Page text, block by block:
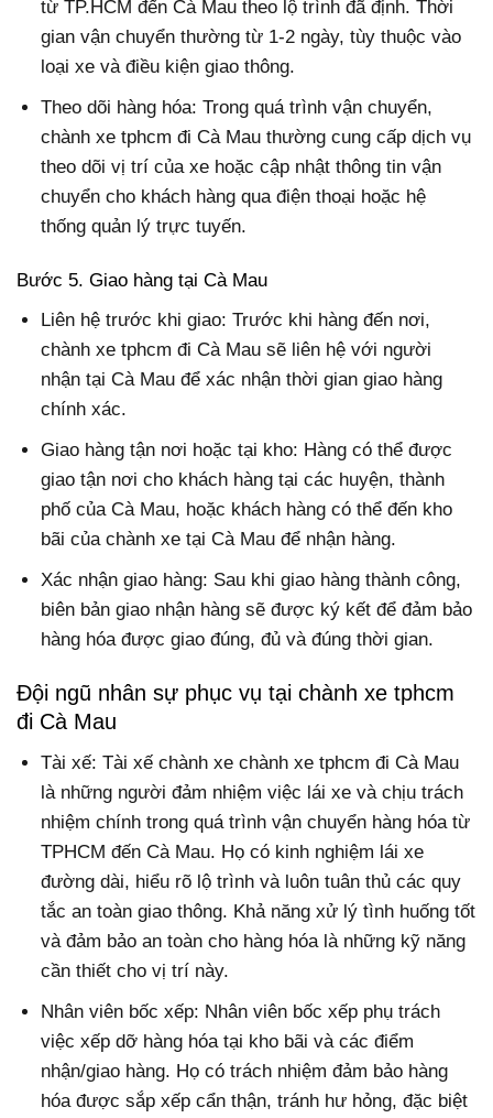
từ TP.HCM đến Cà Mau theo lộ trình đã định. Thời
gian vận chuyển thường từ 1-2 ngày, tùy thuộc vào
loại xe và điều kiện giao thông.
Theo dõi hàng hóa: Trong quá trình vận chuyển,
chành xe tphcm đi Cà Mau thường cung cấp dịch vụ
theo dõi vị trí của xe hoặc cập nhật thông tin vận
chuyển cho khách hàng qua điện thoại hoặc hệ
thống quản lý trực tuyến.
Bước 5. Giao hàng tại Cà Mau
Liên hệ trước khi giao: Trước khi hàng đến nơi,
chành xe tphcm đi Cà Mau sẽ liên hệ với người
nhận tại Cà Mau để xác nhận thời gian giao hàng
chính xác.
Giao hàng tận nơi hoặc tại kho: Hàng có thể được
giao tận nơi cho khách hàng tại các huyện, thành
phố của Cà Mau, hoặc khách hàng có thể đến kho
bãi của chành xe tại Cà Mau để nhận hàng.
Xác nhận giao hàng: Sau khi giao hàng thành công,
biên bản giao nhận hàng sẽ được ký kết để đảm bảo
hàng hóa được giao đúng, đủ và đúng thời gian.
Đội ngũ nhân sự phục vụ tại chành xe tphcm
đi Cà Mau
Tài xế: Tài xế chành xe chành xe tphcm đi Cà Mau
là những người đảm nhiệm việc lái xe và chịu trách
nhiệm chính trong quá trình vận chuyển hàng hóa từ
TPHCM đến Cà Mau. Họ có kinh nghiệm lái xe
đường dài, hiểu rõ lộ trình và luôn tuân thủ các quy
tắc an toàn giao thông. Khả năng xử lý tình huống tốt
và đảm bảo an toàn cho hàng hóa là những kỹ năng
cần thiết cho vị trí này.
Nhân viên bốc xếp: Nhân viên bốc xếp phụ trách
việc xếp dỡ hàng hóa tại kho bãi và các điểm
nhận/giao hàng. Họ có trách nhiệm đảm bảo hàng
hóa được sắp xếp cẩn thận, tránh hư hỏng, đặc biệt